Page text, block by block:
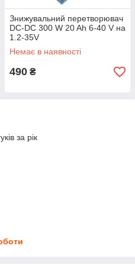
Знижувальний перетворювач
DC-DC 300 W 20 Ah 6-40 V на
1.2-35V
Немає в наявності
490 ₴
за рік